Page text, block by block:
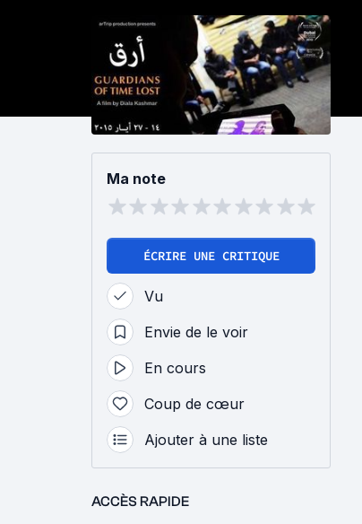
Ma note
ÉCRIRE UNE CRITIQUE
Vu
Envie de le voir
En cours
Coup de cœur
Ajouter à une liste
ACCÈS RAPIDE